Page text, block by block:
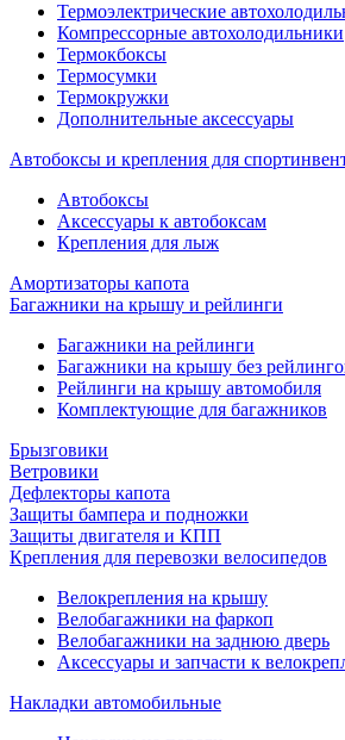
Термоэлектрические
Компрессорные автохолодильники
Термокбоксы
Термосумки
Термокружки
Дополнительные аксессуары
Автобоксы и крепления для
Автобоксы
Аксессуары к автобоксам
Крепления для лыж
Амортизаторы капота
Багажники на крышу и рейлинги
Багажники на рейлинги
Багажники на крышу без
Рейлинги на крышу автомобиля
Комплектующие для багажников
Брызговики
Ветровики
Дефлекторы капота
Защиты бампера и подножки
Защиты двигателя и КПП
Крепления для перевозки велосипедов
Велокрепления на крышу
Велобагажники на фаркоп
Велобагажники на заднюю дверь
Аксессуары и запчасти к
Накладки автомобильные